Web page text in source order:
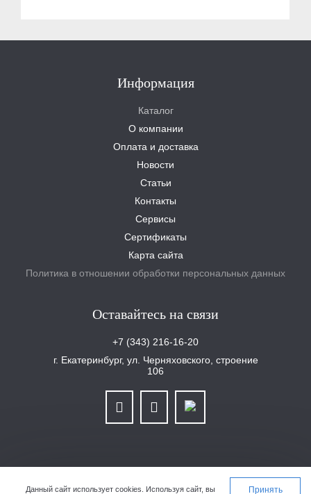
Информация
Каталог
О компании
Оплата и доставка
Новости
Статьи
Контакты
Сервисы
Сертификаты
Карта сайта
Политика в отношении обработки персональных данных
Оставайтесь на связи
+7 (343) 216-16-20
г. Екатеринбург, ул. Черняховского, строение
106
ООО «Уралплит» | ИНН/КПП 6679025768/667901001 | ОГРН 1126679029465
Данный сайт использует cookies.
Используя сайт, вы
Принять